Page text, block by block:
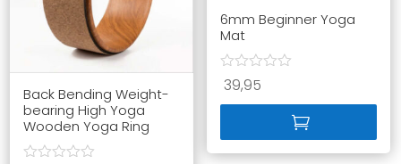
6mm Beginner Yoga
Mat
39,95
Back Bending Weight-
bearing High Yoga
Wooden Yoga Ring